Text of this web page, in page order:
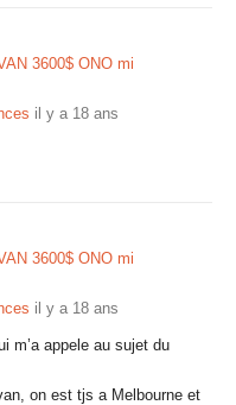
3600$ ONO mi
il y a 18 ans
3600$ ONO mi
il y a 18 ans
m’a appele au sujet du
on est tjs a Melbourne et